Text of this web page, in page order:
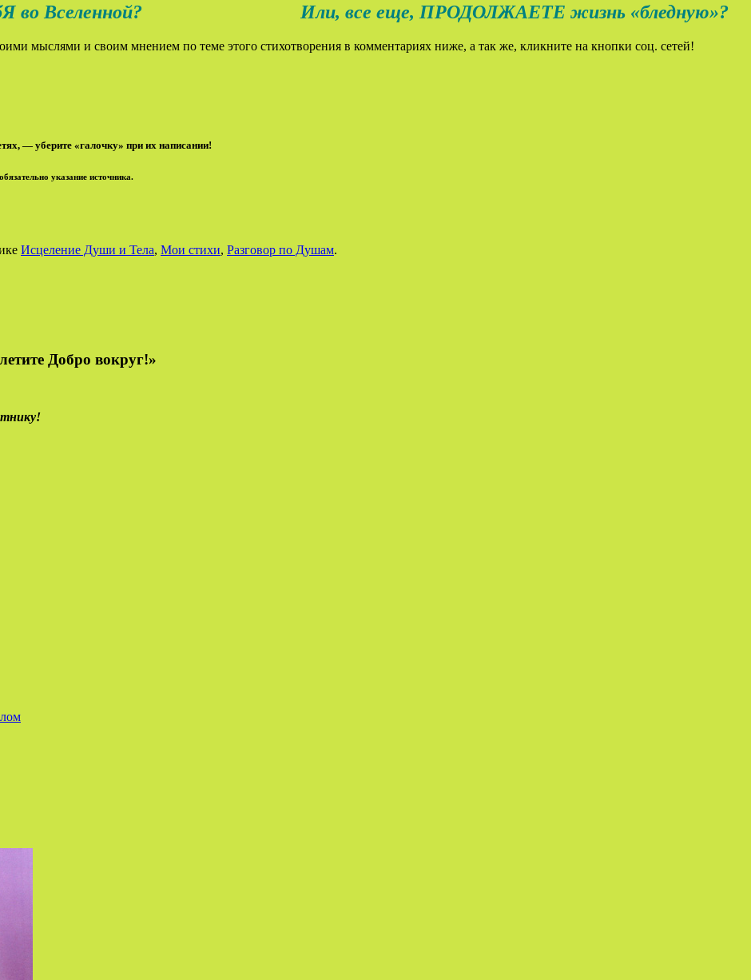
Или, все еще, ПРОДОЛЖАЕТЕ жизнь «бледную»?
мыслями и своим мнением по теме этого стихотворения в комментариях ниже, а так же, кликните на кнопки соц. сетей!
— уберите «галочку» при их написании!
указание источника.
Исцеление Души и Тела, Мои стихи, Разговор по Душам.
Добро вокруг!»